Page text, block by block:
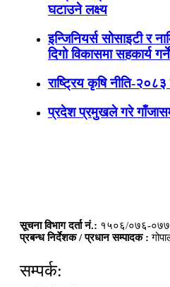
घटाउने लक्ष्य
इन्जिनियर्स सोसाइटी र
दिगो विकासमा सहकार्य गर्ने
राष्ट्रिय कृषि नीति-२०८३
प्रदेश प्रमुखले गरे
सूचना विभाग दर्ता नं.: १५०६/०७६-०७७
प्रबन्ध निर्देशक / प्रधान सम्पादक :
सम्पर्क: